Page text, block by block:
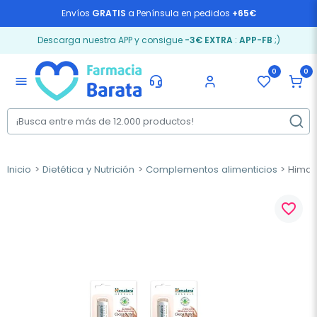
Envíos GRATIS a Península en pedidos +65€
Descarga nuestra APP y consigue -3€ EXTRA: APP-FB ;)
menu
0 0
Inicio Dietética y Nutrición Complementos alimenticios
favorite_border